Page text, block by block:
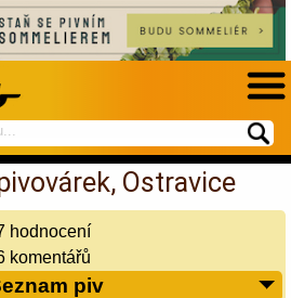
Ostravice
hodnocení
komentářů
piv